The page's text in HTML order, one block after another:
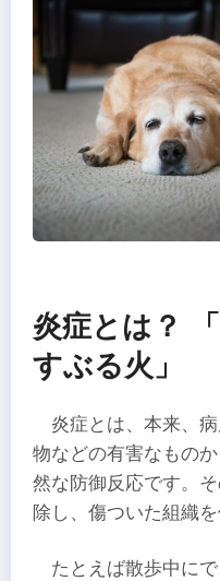
炎症とは？
すぶる火」
炎症とは、本来、
物などの有害なもの
然な防御反応です。
除し、傷ついた組織
たとえば散歩中に